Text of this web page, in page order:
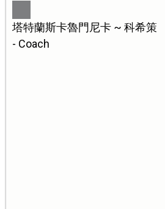
塔特蘭斯卡魯門尼卡 ~ 科希策
- Coach